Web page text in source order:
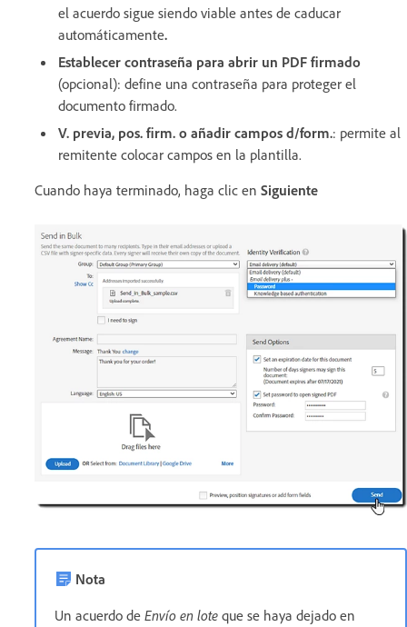
el acuerdo sigue siendo viable antes de caducar
automáticamente.
Establecer contraseña para abrir un PDF firmado
(opcional): define una contraseña para proteger el
documento firmado.
V. previa, pos. firm. o añadir campos d/form.: permite al
remitente colocar campos en la plantilla.
Cuando haya terminado, haga clic en Siguiente
Nota
Un acuerdo de Envío en lote que se haya dejado en